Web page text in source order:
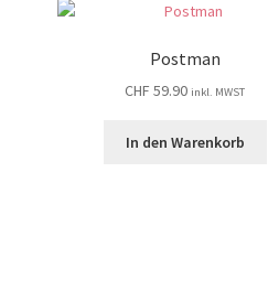
Postman
CHF 59.90 inkl. MWST
In den Warenkorb